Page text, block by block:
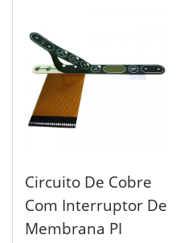
Circuito De Cobre
Com Interruptor De
Membrana PI